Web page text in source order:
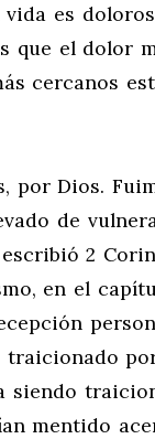
es
que el dolor
cercanos
por Dios.
de
2
en el
siendo
mentido